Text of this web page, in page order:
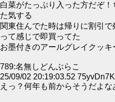
白菜がたっぷり入った方だぞ
た気する
関東住んでた時は帰りに割引で
って感じで即買ってた
お墨付きのアールグレイクッキ
789:名無しどんぶらこ
25/09/02 20:19:03.52
えっ？何年も前からそうだよな